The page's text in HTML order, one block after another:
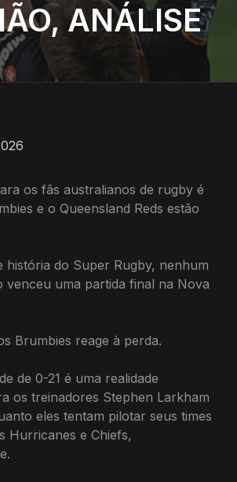
ANÁLISE
os fãs australianos de rugby é
e o Queensland Reds estão
história do Super Rugby, nenhum
venceu uma partida final na Nova
Brumbies reage à perda.
de 0-21 é uma realidade
os treinadores Stephen Larkham
eles tentam pilotar seus times
Hurricanes e Chiefs,